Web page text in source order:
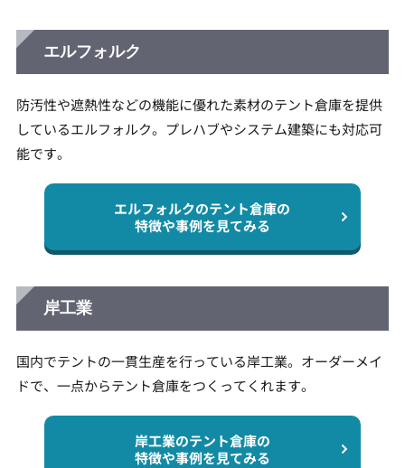
エルフォルク
防汚性や遮熱性などの機能に優れた素材のテント倉庫を提供
しているエルフォルク。プレハブやシステム建築にも対応可
能です。
エルフォルクのテント倉庫の
特徴や事例を見てみる
岸工業
国内でテントの一貫生産を行っている岸工業。オーダーメイ
ドで、一点からテント倉庫をつくってくれます。
岸工業のテント倉庫の
特徴や事例を見てみる